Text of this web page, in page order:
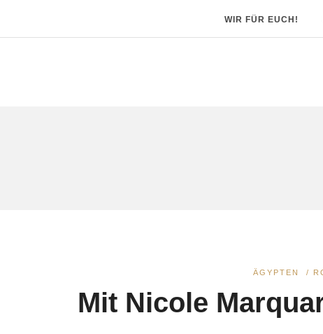
WIR FÜR EUCH!
ÄGYPTEN /
Mit Nicole